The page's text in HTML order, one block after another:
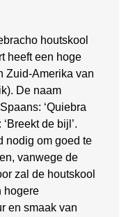
houtskool
heeft een hoge
Zuid-Amerika van
De naam
‘Quiebra
de bijl’.
nodig om goed te
vanwege de
zal de houtskool
hogere
en smaak van